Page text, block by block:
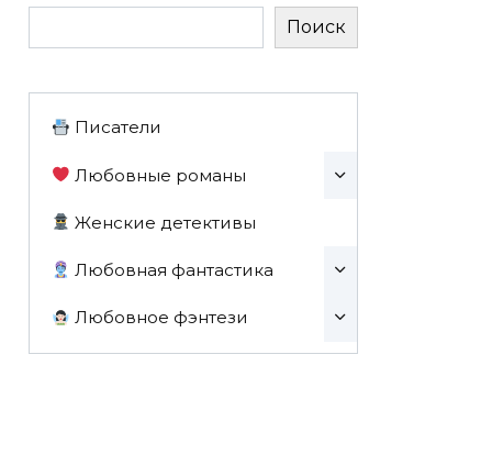
Поиск
Писатели
Любовные романы
Женские детективы
Любовная фантастика
Любовное фэнтези